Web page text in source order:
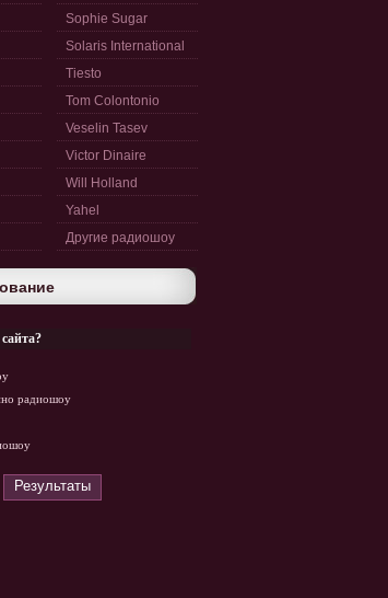
Sophie Sugar
Solaris International
Tiesto
Tom Colontonio
Veselin Tasev
Victor Dinaire
Will Holland
Yahel
Другие радиошоу
радиошоу
Результаты